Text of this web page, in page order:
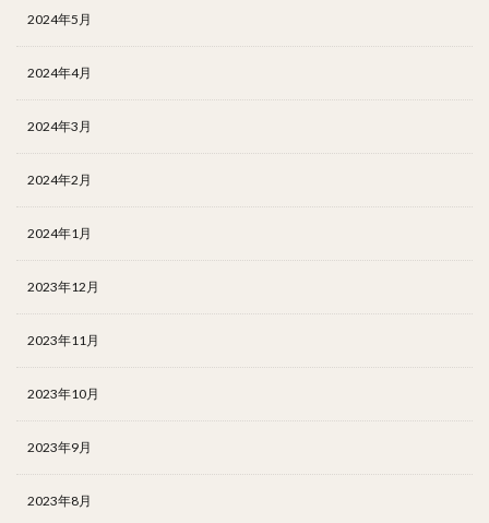
2024年5月
2024年4月
2024年3月
2024年2月
2024年1月
2023年12月
2023年11月
2023年10月
2023年9月
2023年8月